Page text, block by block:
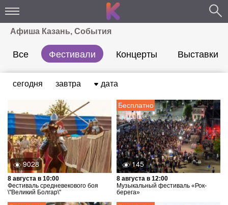
Афиша Казань, События
Все Фестивали Концерты Выставки
сегодня завтра дата
9028
8 августа в 10:00
Фестиваль средневекового боя
\"Великий Болгар\"
Бесплатно
145
8 августа в 12:00
Музыкальный фестиваль «Рок-
берега»